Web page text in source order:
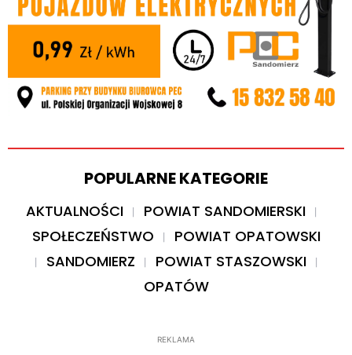
POPULARNE KATEGORIE
AKTUALNOŚCI
POWIAT SANDOMIERSKI
SPOŁECZEŃSTWO
POWIAT OPATOWSKI
SANDOMIERZ
POWIAT STASZOWSKI
OPATÓW
REKLAMA